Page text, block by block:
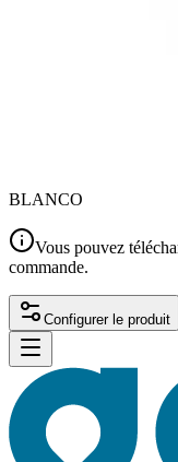
BLANCO
Vous pouvez
commande.
Configurer le produit